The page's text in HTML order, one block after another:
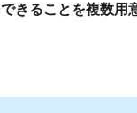
きることを複数用